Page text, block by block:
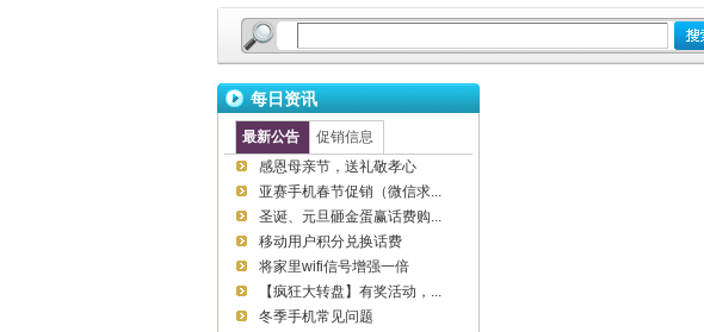
每日资讯
最新公告
促销信息
感恩母亲节，送礼敬孝心
亚赛手机春节促销（微信求...
圣诞、元旦砸金蛋赢话费购...
移动用户积分兑换话费
将家里wifi信号增强一倍
【疯狂大转盘】有奖活动，...
冬季手机常见问题